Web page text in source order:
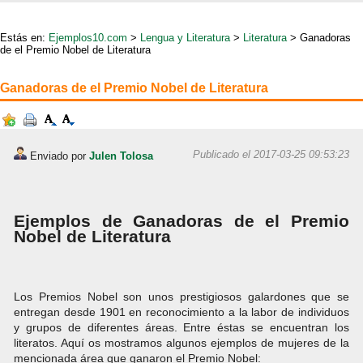
Estás en: Ejemplos10.com > Lengua y Literatura> Literatura> Ganadoras
de el Premio Nobel de Literatura
Ganadoras de el Premio Nobel de Literatura
Enviado por Julen Tolosa Publicado el 2017-03-25 09:53:23
Ejemplos de Ganadoras de el Premio
Nobel de Literatura
Los Premios Nobel son unos prestigiosos galardones que se
entregan desde 1901 en reconocimiento a la labor de individuos
y grupos de diferentes áreas. Entre éstas se encuentran los
literatos. Aquí os mostramos algunos ejemplos de mujeres de la
mencionada área que ganaron el Premio Nobel: